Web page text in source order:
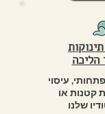
הליכה
עיסוי
קטנות או
שלנו